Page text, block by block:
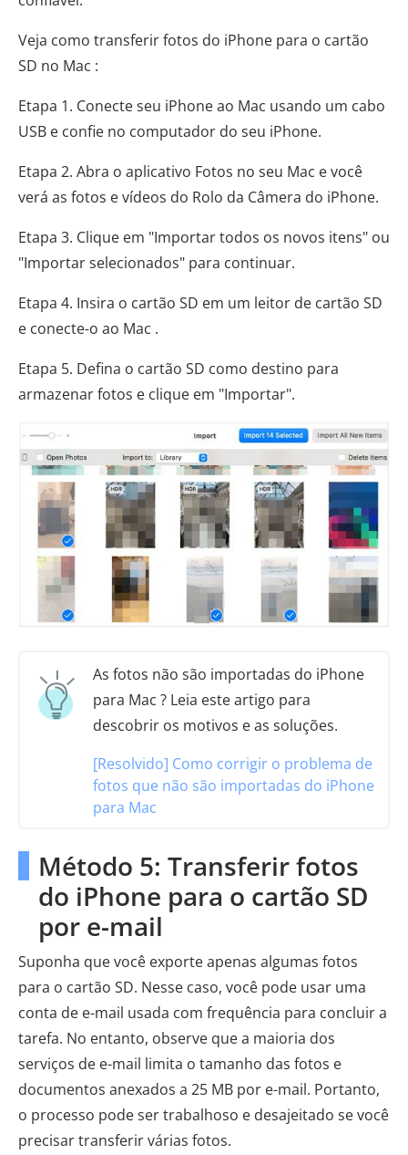
Veja como transferir fotos do iPhone para o cartão
SD no Mac :
Etapa 1. Conecte seu iPhone ao Mac usando um cabo
USB e confie no computador do seu iPhone.
Etapa 2. Abra o aplicativo Fotos no seu Mac e você
verá as fotos e vídeos do Rolo da Câmera do iPhone.
Etapa 3. Clique em "Importar todos os novos itens" ou
"Importar selecionados" para continuar.
Etapa 4. Insira o cartão SD em um leitor de cartão SD
e conecte-o ao Mac .
Etapa 5. Defina o cartão SD como destino para
armazenar fotos e clique em "Importar".
As fotos não são importadas do iPhone
para Mac ? Leia este artigo para
descobrir os motivos e as soluções.
[Resolvido] Como corrigir o problema de
fotos que não são importadas do iPhone
para Mac
Método 5: Transferir fotos
do iPhone para o cartão SD
por e-mail
Suponha que você exporte apenas algumas fotos
para o cartão SD. Nesse caso, você pode usar uma
conta de e-mail usada com frequência para concluir a
tarefa. No entanto, observe que a maioria dos
serviços de e-mail limita o tamanho das fotos e
documentos anexados a 25 MB por e-mail. Portanto,
o processo pode ser trabalhoso e desajeitado se você
precisar transferir várias fotos.